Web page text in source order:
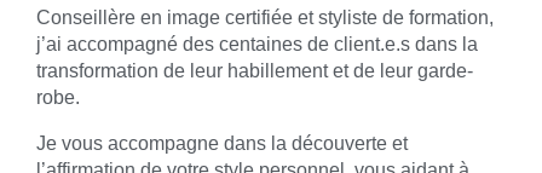
Conseillère en image certifiée et styliste de formation,
j’ai accompagné des centaines de client.e.s dans la
transformation de leur habillement et de leur garde-
robe.
Je vous accompagne dans la découverte et